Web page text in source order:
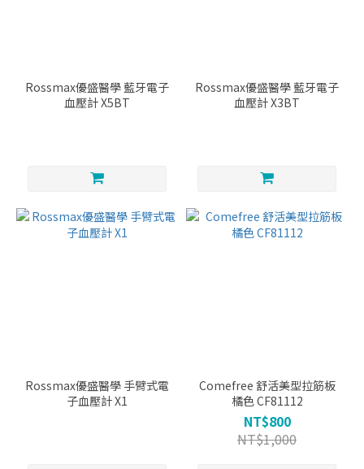
Rossmax優盛醫學 藍牙電子
血壓計 X5BT
Rossmax優盛醫學 藍牙電子
血壓計 X3BT
Rossmax優盛醫學 手臂式電
子血壓計 X1
Comefree 舒活美型拉筋板
橘色 CF81112
NT$800
NT$1,000